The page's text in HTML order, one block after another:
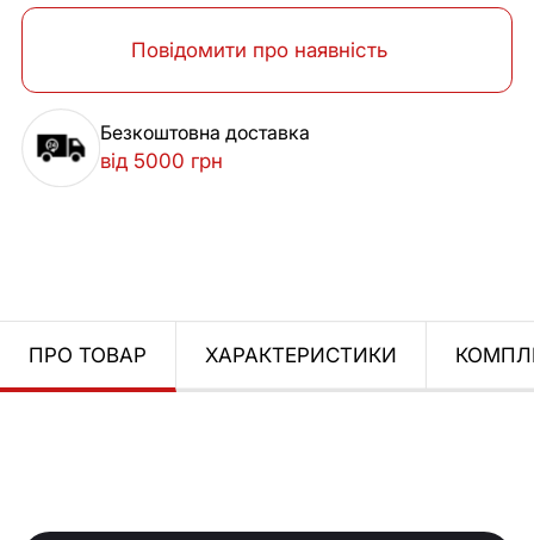
Повідомити про наявність
Безкоштовна доставка
від 5000 грн
ПРО ТОВАР ХАРАКТЕРИСТИКИ